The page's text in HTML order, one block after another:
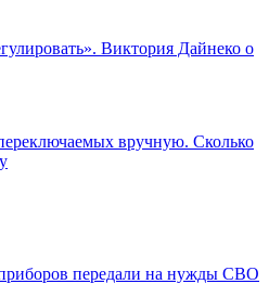
Виктория Дайнеко о
вручную. Сколько
передали на нужды СВО